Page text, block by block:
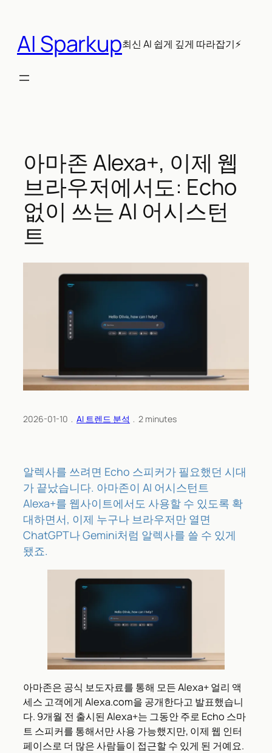
AI Sparkup최신 AI 쉽게 깊게 따라잡기⚡
아마존 Alexa+, 이제 웹
브라우저에서도: Echo
없이 쓰는 AI 어시스턴
트
2026-01-10 ﹒ AI 트렌드 분석 ﹒ 2 minutes
알렉사를 쓰려면 Echo 스피커가 필요했던 시대
가 끝났습니다. 아마존이 AI 어시스턴트
Alexa+를 웹사이트에서도 사용할 수 있도록 확
대하면서, 이제 누구나 브라우저만 열면
ChatGPT나 Gemini처럼 알렉사를 쓸 수 있게
됐죠.
아마존은 공식 보도자료를 통해 모든 Alexa+ 얼리 액
세스 고객에게 Alexa.com을 공개한다고 발표했습니
다. 9개월 전 출시된 Alexa+는 그동안 주로 Echo 스마
트 스피커를 통해서만 사용 가능했지만, 이제 웹 인터
페이스로 더 많은 사람들이 접근할 수 있게 된 거예요.